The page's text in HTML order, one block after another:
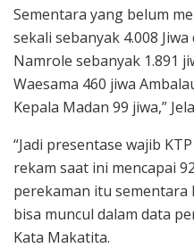
Sementara yang belum
sekali sebanyak 4.008
Namrole sebanyak 1.891
Waesama 460 jiwa
Kepala Madan 99 jiwa,”
“Jadi presentase wajib
rekam saat ini mencapai
perekaman itu sementara
bisa muncul dalam data
Kata Makatita.